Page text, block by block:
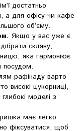
достатньо
а для офісу чи кафе
об’єму.
Якщо у вас уже є
скляну,
яка гармоніює
рафінаду варто
високі цукорниці,
моделі з
має легко
фіксуватися, щоб